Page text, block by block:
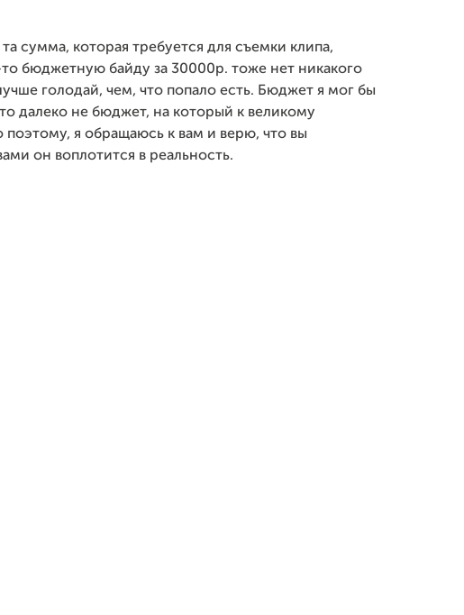
сумма, которая требуется для съемки клипа,
бюджетную байду за 30000р. тоже нет никакого
голодай, чем, что попало есть. Бюджет я мог бы
далеко не бюджет, на который к великому
я обращаюсь к вам и верю, что вы
он воплотится в реальность.